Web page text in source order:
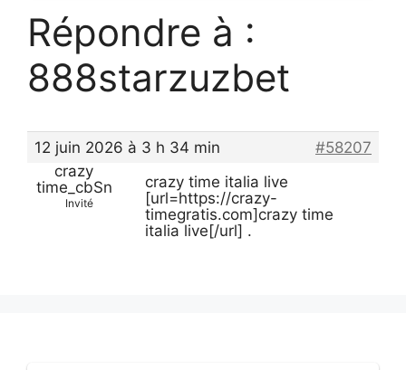
Répondre à :
888starzuzbet
12 juin 2026 à 3 h 34 min
#58207
crazy
time_cbSn
Invité
crazy time italia live
[url=https://crazy-
timegratis.com]crazy time
italia live[/url] .